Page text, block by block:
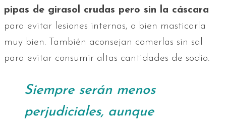
pipas de girasol crudas pero sin la cáscara
para evitar lesiones internas, o bien masticarla
muy bien. También aconsejan comerlas sin sal
para evitar consumir altas cantidades de sodio.
Siempre serán menos
perjudiciales, aunque